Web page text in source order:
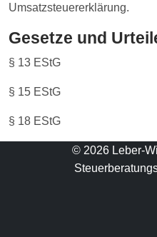
Umsatzsteuererklärung.
Gesetze und
§ 13 EStG
§ 15 EStG
§ 18 EStG
© 2026 Leber-